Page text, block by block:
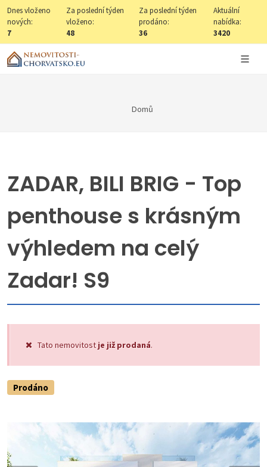
Dnes vloženo
nových:
7
Za poslední týden
vloženo:
48
Za poslední týden
prodáno:
36
Aktuální
nabídka:
3420
Domů
ZADAR, BILI BRIG - Top
penthouse s krásným
výhledem na celý
Zadar! S9
Tato nemovitost je již prodaná.
Prodáno